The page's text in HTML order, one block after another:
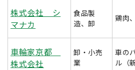
株式会社 シ
マナカ
食品製
造、卸
鶏肉
車輪家京都
株式会社
卸・小売
業
車の
ル（